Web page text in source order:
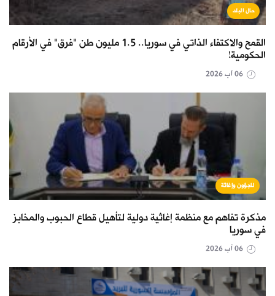
حال البلد
القمح والاكتفاء الذاتي في سوريا.. 1.5 مليون طن "فرق" في الأرقام
الحكومية!
لاجؤون وإغاثة
مذكرة تفاهم مع منظمة إغاثية دولية لتأهيل قطاع الحبوب والمخابز
في سوريا